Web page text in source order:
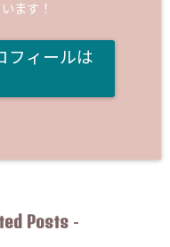
ます！
フィールは
Posts-